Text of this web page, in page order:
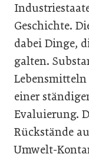
Geschichte.
dabei Dinge,
galten.
einer
Evaluierung.
Rückstände
Umwelt-